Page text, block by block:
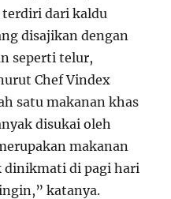
terdiri dari kaldu
disajikan dengan
seperti telur,
Chef Vindex
satu makanan khas
disukai oleh
makanan
dinikmati di pagi hari
katanya.